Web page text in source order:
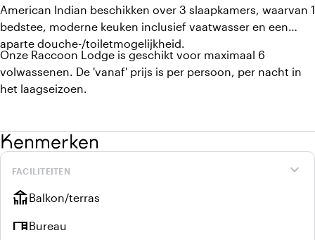
American Indian beschikken over 3 slaapkamers, waarvan 1
bedstee, moderne keuken inclusief vaatwasser en een
aparte douche-/toiletmogelijkheid.
Onze Raccoon Lodge is geschikt voor maximaal 6
volwassenen. De 'vanaf' prijs is per persoon, per nacht in
het laagseizoen.
Kenmerken
expand_more
FACILITEITEN
deckBalkon/terras
deskBureau